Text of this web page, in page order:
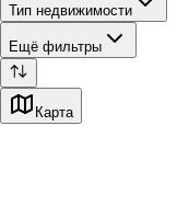
Тип недвижимости
Ещё фильтры
Карта